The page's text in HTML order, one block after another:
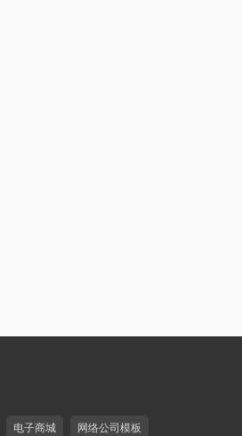
电子商城 网络公司模板